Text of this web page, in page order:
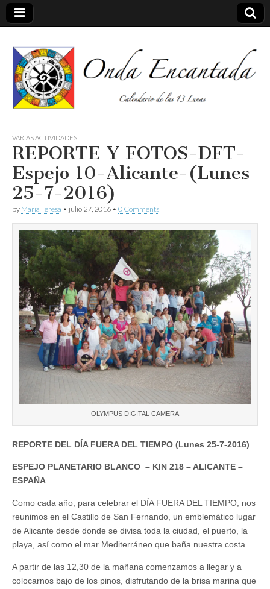
Onda
encantada
VARIAS ACTIVIDADES
REPORTE Y FOTOS-DFT-
Espejo 10-Alicante-(Lunes
25-7-2016)
by Maria Teresa • julio 27, 2016 • 0 Comments
OLYMPUS DIGITAL CAMERA
REPORTE DEL DÍA FUERA DEL TIEMPO (Lunes 25-7-2016)
ESPEJO PLANETARIO BLANCO – KIN 218 – ALICANTE –
ESPAÑA
Como cada año, para celebrar el DÍA FUERA DEL TIEMPO, nos
reunimos en el Castillo de San Fernando, un emblemático lugar
de Alicante desde donde se divisa toda la ciudad, el puerto, la
playa, así como el mar Mediterráneo que baña nuestra costa.
A partir de las 12,30 de la mañana comenzamos a llegar y a
colocarnos bajo de los pinos, disfrutando de la brisa marina que